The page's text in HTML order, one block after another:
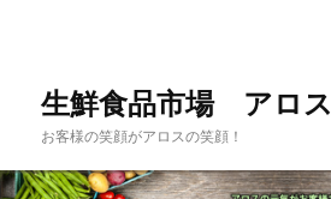
生鮮食品市場 アロス
お客様の笑顔がアロスの笑顔！